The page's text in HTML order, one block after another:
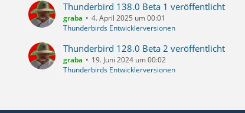
Thunderbird 138.0 Beta 1 veröffentlicht
graba
4. April 2025 um 00:01
Thunderbirds Entwicklerversionen
Thunderbird 128.0 Beta 2 veröffentlicht
graba
19. Juni 2024 um 00:02
Thunderbirds Entwicklerversionen